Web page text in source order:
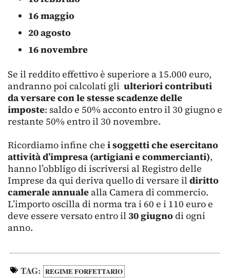
16 maggio
20 agosto
16 novembre
Se il reddito effettivo è superiore a 15.000 euro,
andranno poi calcolati gli ulteriori contributi
da versare con le stesse scadenze delle
imposte: saldo e 50% acconto entro il 30 giugno e
restante 50% entro il 30 novembre.
Ricordiamo infine che i soggetti che esercitano
attività d’impresa (artigiani e commercianti),
hanno l’obbligo di iscriversi al Registro delle
Imprese da qui deriva quello di versare ildiritto
camerale annuale alla Camera di commercio.
L’importo oscilla di norma tra i 60 e i 110 euro e
deve essere versato entro il 30 giugnodi ogni
anno.
TAG: REGIME FORFETTARIO